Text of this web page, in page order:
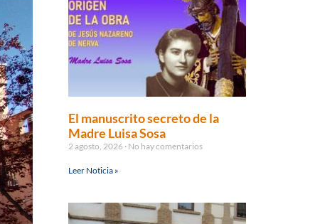
El manuscrito secreto de la
Madre Luisa Sosa
2 agosto, 2026 No hay comentarios
Leer Noticia »